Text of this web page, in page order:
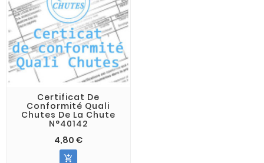
Certificat De
Conformité Quali
Chutes De La Chute
N°40142
4,80 €
